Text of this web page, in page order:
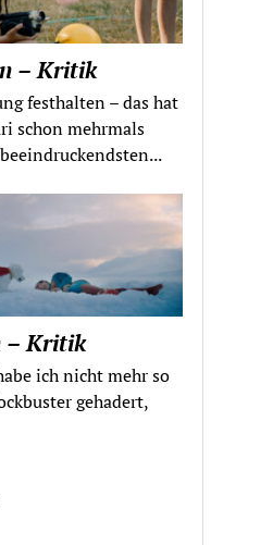
– Kritik
festhalten – das hat
schon mehrmals
– Kritik
ich nicht mehr so
gehadert,